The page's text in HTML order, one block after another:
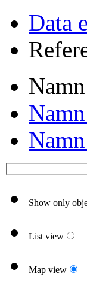
Data
Show only
List view
Map view